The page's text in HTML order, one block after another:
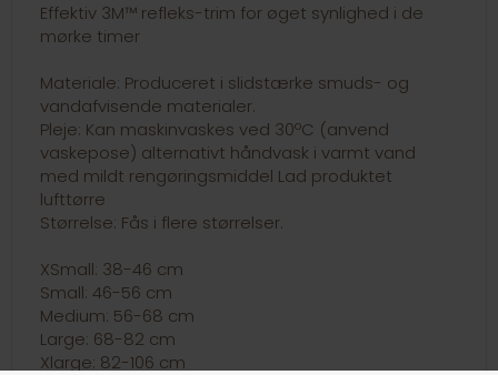
Effektiv 3M™ refleks-trim for øget synlighed i de
mørke timer
Materiale: Produceret i slidstærke smuds- og
vandafvisende materialer.
Pleje: Kan maskinvaskes ved 30ºC (anvend
vaskepose) alternativt håndvask i varmt vand
med mildt rengøringsmiddel Lad produktet
lufttørre
Størrelse: Fås i flere størrelser.
XSmall: 38-46 cm
Small: 46-56 cm
Medium: 56-68 cm
Large: 68-82 cm
Xlarge: 82-106 cm